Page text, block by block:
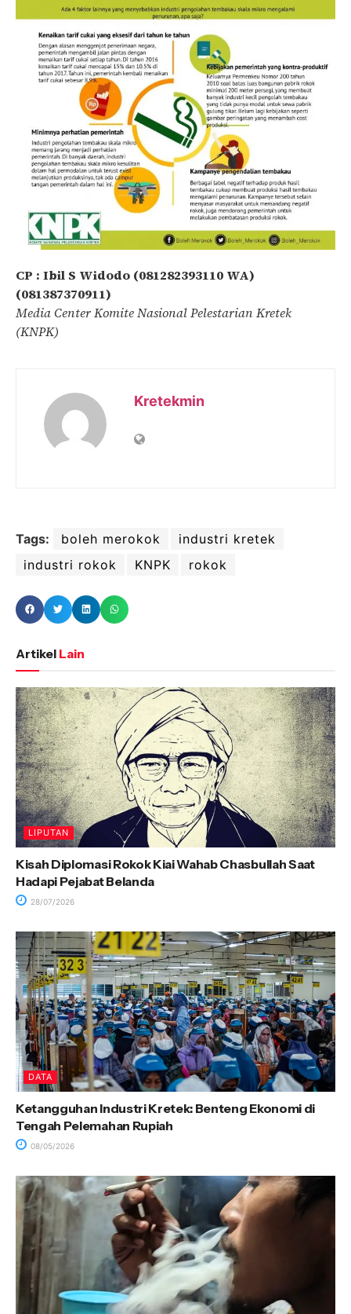
CP : Ibil S Widodo (081282393110 WA)
(081387370911)
Media Center Komite Nasional Pelestarian Kretek
(KNPK)
Kretekmin
Tags: boleh merokok
industri kretek
industri rokok
KNPK rokok
Artikel Lain
LIPUTAN
Kisah Diplomasi Rokok Kiai Wahab Chasbullah Saat
Hadapi Pejabat Belanda
28/07/2026
DATA
Ketangguhan Industri Kretek: Benteng Ekonomi di
Tengah Pelemahan Rupiah
08/05/2026